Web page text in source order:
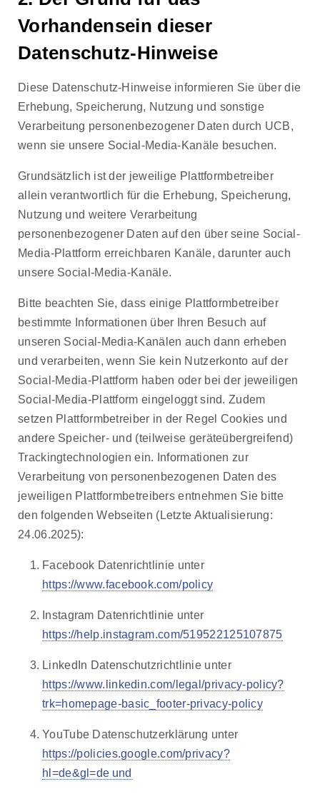
Vorhandensein dieser
Datenschutz-Hinweise
Diese Datenschutz-Hinweise informieren Sie über die
Erhebung, Speicherung, Nutzung und sonstige
Verarbeitung personenbezogener Daten durch UCB,
wenn sie unsere Social-Media-Kanäle besuchen.
Grundsätzlich ist der jeweilige Plattformbetreiber
allein verantwortlich für die Erhebung, Speicherung,
Nutzung und weitere Verarbeitung
personenbezogener Daten auf den über seine Social-
Media-Plattform erreichbaren Kanäle, darunter auch
unsere Social-Media-Kanäle.
Bitte beachten Sie, dass einige Plattformbetreiber
bestimmte Informationen über Ihren Besuch auf
unseren Social-Media-Kanälen auch dann erheben
und verarbeiten, wenn Sie kein Nutzerkonto auf der
Social-Media-Plattform haben oder bei der jeweiligen
Social-Media-Plattform eingeloggt sind. Zudem
setzen Plattformbetreiber in der Regel Cookies und
andere Speicher- und (teilweise geräteübergreifend)
Trackingtechnologien ein. Informationen zur
Verarbeitung von personenbezogenen Daten des
jeweiligen Plattformbetreibers entnehmen Sie bitte
den folgenden Webseiten (Letzte Aktualisierung:
24.06.2025):
Facebook Datenrichtlinie unter
https://www.facebook.com/policy
Instagram Datenrichtlinie unter
https://help.instagram.com/519522125107875
LinkedIn Datenschutzrichtlinie unter
https://www.linkedin.com/legal/privacy-policy?
trk=homepage-basic_footer-privacy-policy
YouTube Datenschutzerklärung unter
https://policies.google.com/privacy?
hl=de&gl=de und